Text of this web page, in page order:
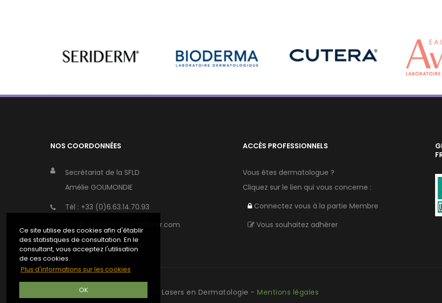
Ce site utilise des cookies afin d'établir
des statistiques de consultation. En le
consultant, vous acceptez l'utilisation
de ces cookies.
Plus d'informations sur les cookies
OK
NOS COORDONNÉES
Secrétariat de la SFLD
Amélie GOUMONDIE
Tél : +33 (0)6.63.14.70.93
secretariat@sfldlaser.com
ACCÈS PROFESSIONNELS
Vous êtes dermatologue ?
Cliquez sur le lien qui vous concerne :
Connectez vous à la partie Membre
Vous souhaitez adhérer
Société Française des Lasers en Dermatologie - Mentions légales